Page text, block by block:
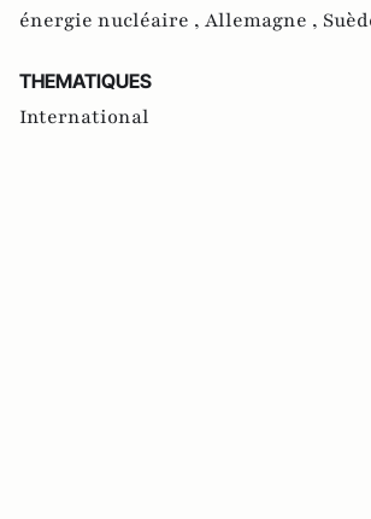
énergie nucléaire , Allemagne ,
THEMATIQUES
International